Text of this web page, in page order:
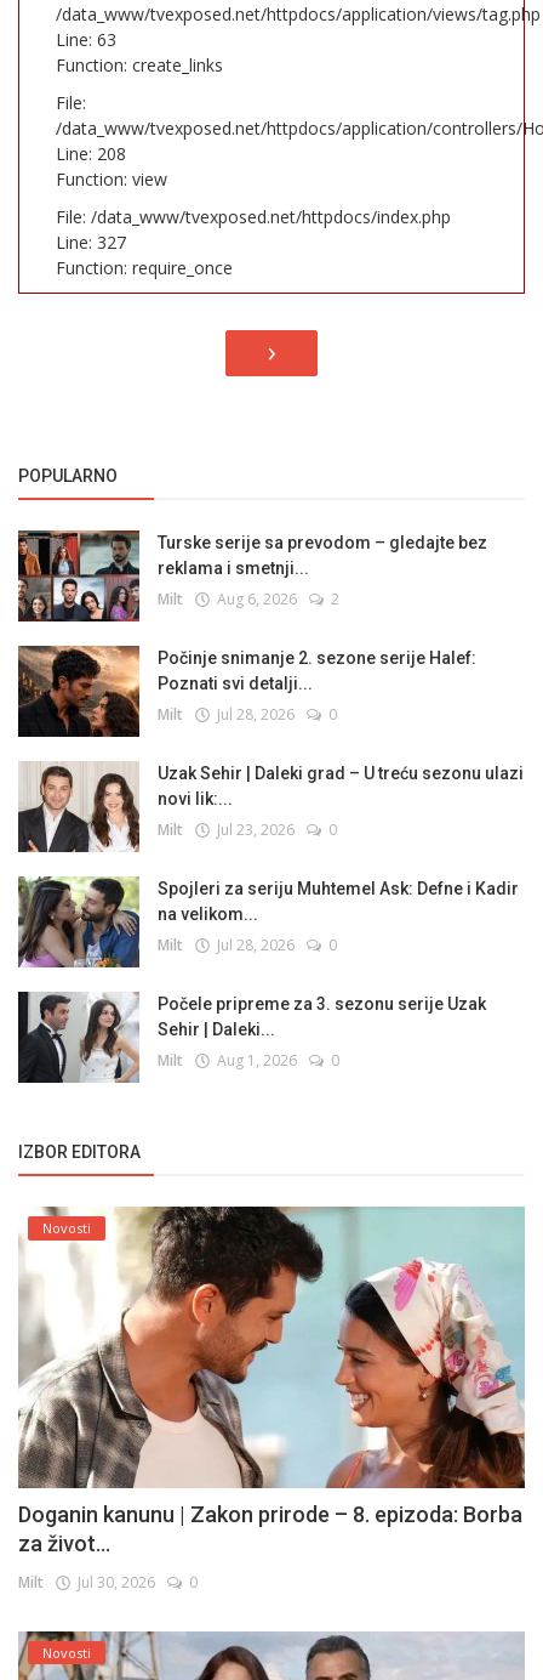
/data_www/tvexposed.net/httpdocs/application/views/tag.php
Line: 63
Function: create_links
File:
/data_www/tvexposed.net/httpdocs/application/controllers/
Line: 208
Function: view
File: /data_www/tvexposed.net/httpdocs/index.php
Line: 327
Function: require_once
›
POPULARNO
Turske serije sa prevodom – gledajte bez
reklama i smetnji...
Milt Aug 6, 2026 2
Počinje snimanje 2. sezone serije Halef:
Poznati svi detalji...
Milt Jul 28, 2026 0
Uzak Sehir | Daleki grad – U treću sezonu ulazi
novi lik:...
Milt Jul 23, 2026 0
Spojleri za seriju Muhtemel Ask: Defne i Kadir
na velikom...
Milt Jul 28, 2026 0
Počele pripreme za 3. sezonu serije Uzak
Sehir | Daleki...
Milt Aug 1, 2026 0
IZBOR EDITORA
Novosti
Doganin kanunu | Zakon prirode – 8. epizoda: Borba
za život...
Milt Jul 30, 2026 0
Novosti